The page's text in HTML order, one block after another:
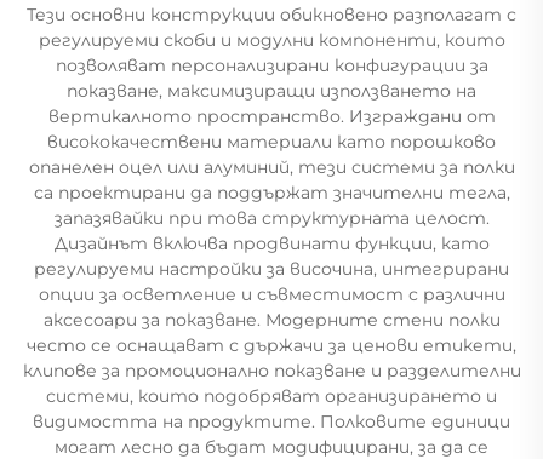
Тези основни конструкции обикновено разполагат с
регулируеми скоби и модулни компоненти, които
позволяват персонализирани конфигурации за
показване, максимизиращи използването на
вертикалното пространство. Изграждани от
висококачествени материали като порошково
опанелен оцел или алуминий, тези системи за полки
са проектирани да поддържат значителни тегла,
запазявайки при това структурната целост.
Дизайнът включва продвинати функции, като
регулируеми настройки за височина, интегрирани
опции за осветление и съвместимост с различни
аксесоари за показване. Модерните стени полки
често се оснащават с държачи за ценови етикети,
клипове за промоционално показване и разделителни
системи, които подобряват организирането и
видимостта на продуктите. Полковите единици
могат лесно да бъдат модифицирани, за да се